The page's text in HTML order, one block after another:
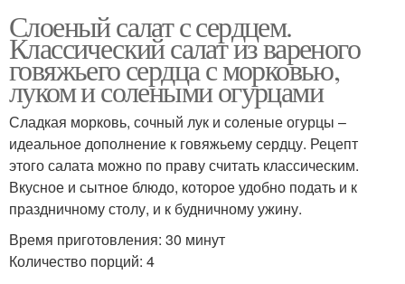
Слоеный салат с сердцем.
Классический салат из вареного
говяжьего сердца с морковью,
луком и солеными огурцами
Сладкая морковь, сочный лук и соленые огурцы –
идеальное дополнение к говяжьему сердцу. Рецепт
этого салата можно по праву считать классическим.
Вкусное и сытное блюдо, которое удобно подать и к
праздничному столу, и к будничному ужину.
Время приготовления: 30 минут
Количество порций: 4